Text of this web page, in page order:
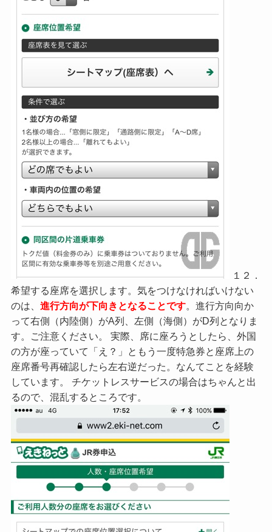
１２．
希望する座席を選択します。気をつけなければいけない
のは、 進行方向が下向きとなることです。進行方向向か
って右側（内陸側）がA列、左側（海側）がD列となりま
す。ご注意ください。 実際、席に座ろうとしたら、外国
の方が座っていて「え？」ともう一度特急券と座席上の
座席番号再確認したら左右逆だった。なんてことを経験
しています。 チケットレスサービスの場合はちゃんと出
るので、混乱するところです。